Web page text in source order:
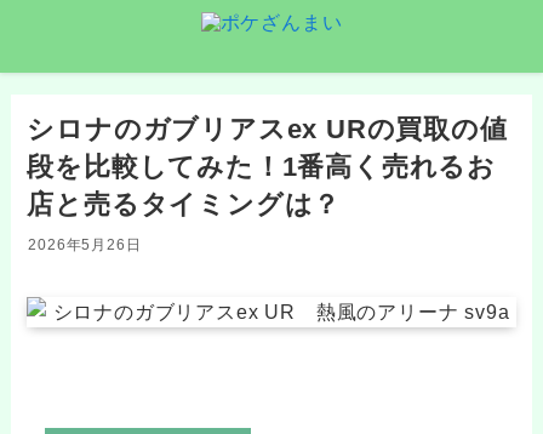
シロナのガブリアスex URの買取の値
段を比較してみた！1番高く売れるお
店と売るタイミングは？
2026年5月26日